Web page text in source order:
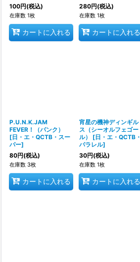
100円(税込)
在庫数 1枚
カートに入れる
280円(税込)
在庫数 1枚
カートに入れる
P.U.N.K.JAM
FEVER！（パンク）
[日・エ・QCTB・スー
パー]
80円(税込)
在庫数 3枚
カートに入れる
宵星の機神ディンギル
ス（シーオルフェゴー
ル）
[日・エ・QCTB・
パラレル]
30円(税込)
在庫数 1枚
カートに入れる